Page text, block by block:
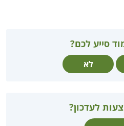
סייע לכם?
לא
לעדכון?